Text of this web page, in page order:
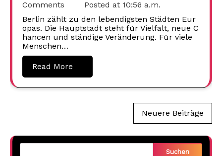
Comments
Posted at 10:56 a.m.
Berlin zählt zu den lebendigsten Städten Eur
opas. Die Hauptstadt steht für Vielfalt, neue C
hancen und ständige Veränderung. Für viele
Menschen…
Read More
Neuere Beiträge
Suchen